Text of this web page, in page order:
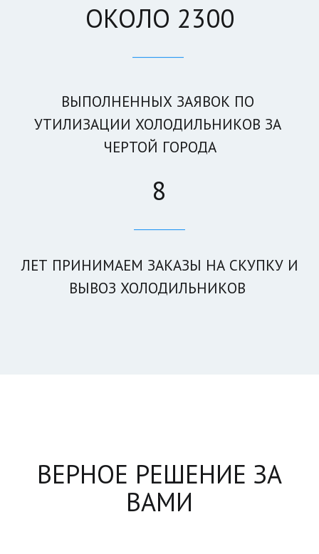
ОКОЛО 2300
ВЫПОЛНЕННЫХ ЗАЯВОК ПО
УТИЛИЗАЦИИ ХОЛОДИЛЬНИКОВ ЗА
ЧЕРТОЙ ГОРОДА
8
ЛЕТ ПРИНИМАЕМ ЗАКА­­ЗЫ НА СКУПКУ И
ВЫВОЗ ХОЛОДИЛЬНИКОВ
ВЕРНОЕ РЕШЕНИЕ ЗА
ВАМИ